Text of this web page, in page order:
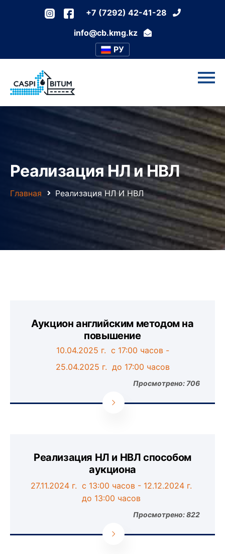
+7 (7292) 42-41-28
info@cb.kmg.kz
РУ
Реализация НЛ и НВЛ
Главная Реализация НЛ И НВЛ
Аукцион английским методом на
повышение
10.04.2025 г. с 17:00 часов -
25.04.2025 г. до 17:00 часов
Просмотрено: 706
Реализация НЛ и НВЛ способом
аукциона
27.11.2024 г. с 13:00 часов - 12.12.2024 г.
до 13:00 часов
Просмотрено: 822